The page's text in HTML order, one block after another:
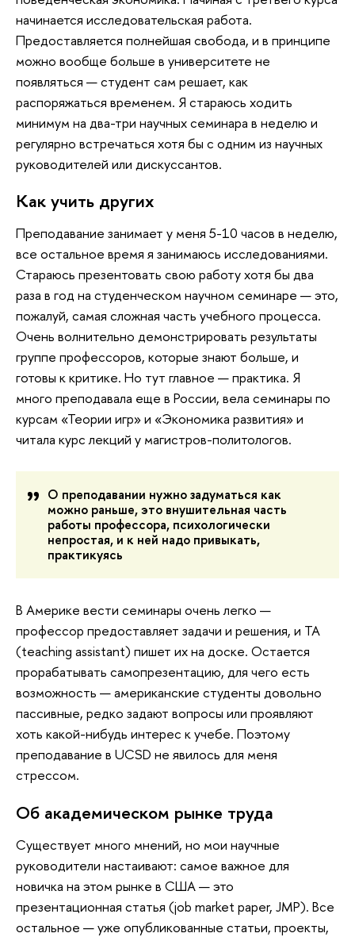
начинается исследовательская работа.
Предоставляется полнейшая свобода, и в принципе
можно вообще больше в университете не
появляться — студент сам решает, как
распоряжаться временем. Я стараюсь ходить
минимум на два-три научных семинара в неделю и
регулярно встречаться хотя бы с одним из научных
руководителей или дискуссантов.
Как учить других
Преподавание занимает у меня 5-10 часов в неделю,
все остальное время я занимаюсь исследованиями.
Стараюсь презентовать свою работу хотя бы два
раза в год на студенческом научном семинаре — это,
пожалуй, самая сложная часть учебного процесса.
Очень волнительно демонстрировать результаты
группе профессоров, которые знают больше, и
готовы к критике. Но тут главное — практика. Я
много преподавала еще в России, вела семинары по
курсам «Теории игр» и «Экономика развития» и
читала курс лекций у магистров-политологов.
О преподавании нужно задуматься как
можно раньше, это внушительная часть
работы профессора, психологически
непростая, и к ней надо привыкать,
практикуясь
В Америке вести семинары очень легко —
профессор предоставляет задачи и решения, и TA
(teaching assistant) пишет их на доске. Остается
прорабатывать самопрезентацию, для чего есть
возможность — американские студенты довольно
пассивные, редко задают вопросы или проявляют
хоть какой-нибудь интерес к учебе. Поэтому
преподавание в UCSD не явилось для меня
стрессом.
Об академическом рынке труда
Существует много мнений, но мои научные
руководители настаивают: самое важное для
новичка на этом рынке в США — это
презентационная статья (job market paper, JMP). Все
остальное — уже опубликованные статьи, проекты,